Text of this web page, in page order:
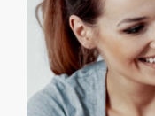
considérablement les